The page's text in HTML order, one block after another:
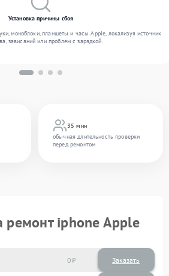
35 мин
обычная длительность проверки
перед ремонтом
Установка причины сбоя
моноблоки, планшеты и часы Apple, локализуя источник
зависаний или проблем с зарядкой.
ремонт iphone Apple
0 Заказать